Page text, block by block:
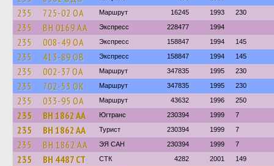
235 725-02 ОА Маршрут 16245 1993 230
235 BH 0169 AA Экспресс 228477 1994
235 008-49 ОА Экспресс 158847 1994 145
235 413-89 ОВ Экспресс 158847 1994 145
235 002-37 ОА Маршрут 347835 1995 230
235 702-53 ОК Маршрут 347835 1995 230
235 033-95 ОА Маршрут 43632 1996 250
235 BH 1862 AA Югтранс 230394 1999 7
235 BH 1862 AA Турист 230394 1999 7
235 BH 1862 AA ЭЯ САН 230394 1999 7
235 BH 4487 CT СТК 4282 2001 149